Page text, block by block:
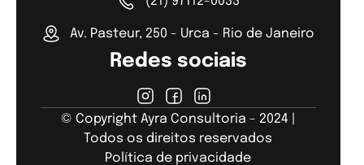
Av. Pasteur, 250 - Urca - Rio de Janeiro
Redes sociais
© Copyright Ayra Consultoria - 2024 |
Todos os direitos reservados
Política de privacidade